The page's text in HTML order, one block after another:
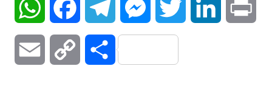
WhatsAppFacebookTelegramMessengerTwitter LinkedIn
Email Copy Compartilhar